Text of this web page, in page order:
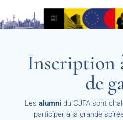
Inscription
de
Lesalumnidu CJFA sont